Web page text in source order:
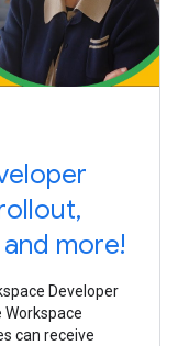
more!
Developer
Workspace
can receive